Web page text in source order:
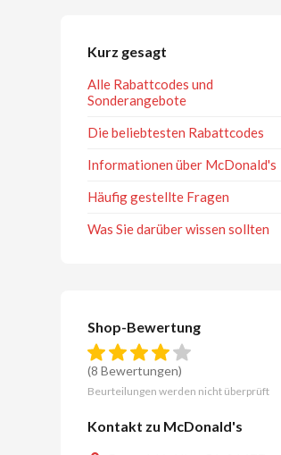
Kurz gesagt
Alle Rabattcodes und
Sonderangebote
Die beliebtesten Rabattcodes
Informationen über McDonald's
Häufig gestellte Fragen
Was Sie darüber wissen sollten
Shop-Bewertung
(8 Bewertungen)
Beurteilungen werden nicht überprüft
Kontakt zu McDonald's